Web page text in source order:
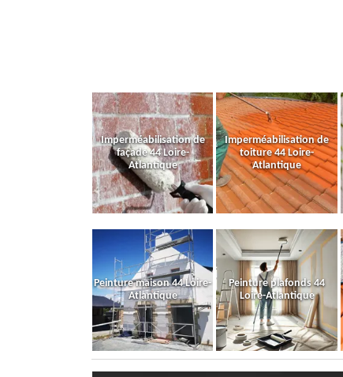
Imperméabilisation de
façade 44 Loire-
Atlantique
Imperméabilisation de
toiture 44 Loire-
Atlantique
Peinture maison 44 Loire-
Atlantique
Peinture plafonds 44
Loire-Atlantique